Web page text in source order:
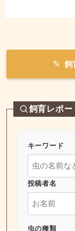
飼
飼育レポ
キーワード
投稿者名
虫の種類